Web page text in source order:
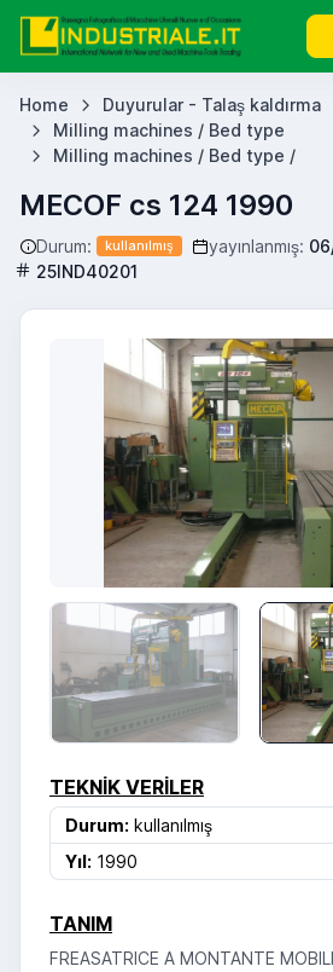
Home Duyurular - Talaş kaldırma
Milling machines / Bed type
Milling machines / Bed type /
MECOF cs 124 1990
Durum: kullanılmış yayınlanmış:
25IND40201
TEKNIK VERILER
Durum: kullanılmış
Yıl: 1990
TANIM
FREASATRICE A MONTANTE